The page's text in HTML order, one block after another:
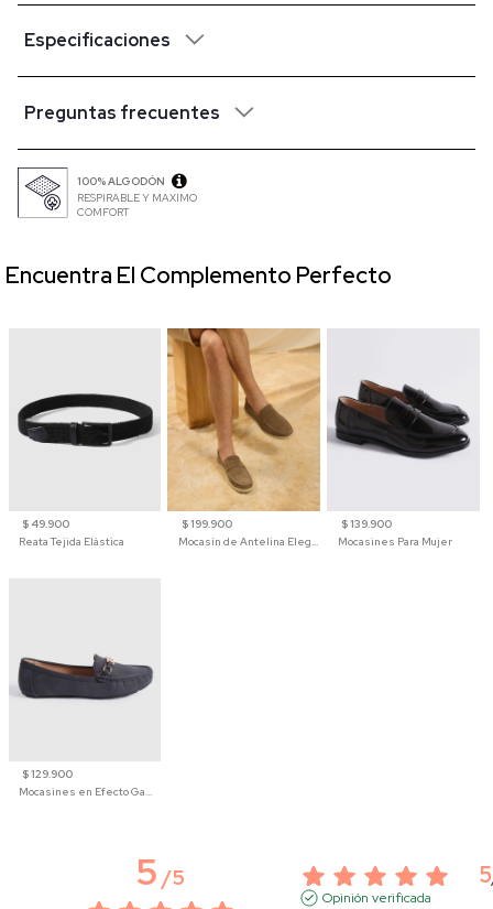
Especificaciones
Preguntas frecuentes
100% ALGODÓN
RESPIRABLE Y MAXIMO
COMFORT
$ 49.900
Reata Tejida Elástica
$ 199.900
Mocasín de Antelina Elegante con Suela de Contraste Para Hombre
$ 139.900
Mocasines Para Mujer
$ 129.900
Mocasines en Efecto Gamuzado Para Mujer
Encuentra El Complemento Perfecto
5/5 5
Opinión verificada